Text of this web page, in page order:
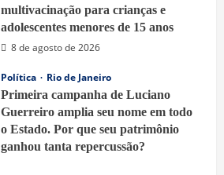
multivacinação para crianças e
adolescentes menores de 15 anos
8 de agosto de 2026
Política
Rio de Janeiro
Primeira campanha de Luciano
Guerreiro amplia seu nome em todo
o Estado. Por que seu patrimônio
ganhou tanta repercussão?